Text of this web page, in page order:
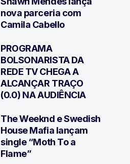
nova parceria com
Camila Cabello
PROGRAMA
BOLSONARISTA DA
REDE TV CHEGA A
ALCANÇAR TRAÇO
(0.0) NA AUDIÊNCIA
The Weeknd e Swedish
House Mafia lançam
single “Moth To a
Flame”